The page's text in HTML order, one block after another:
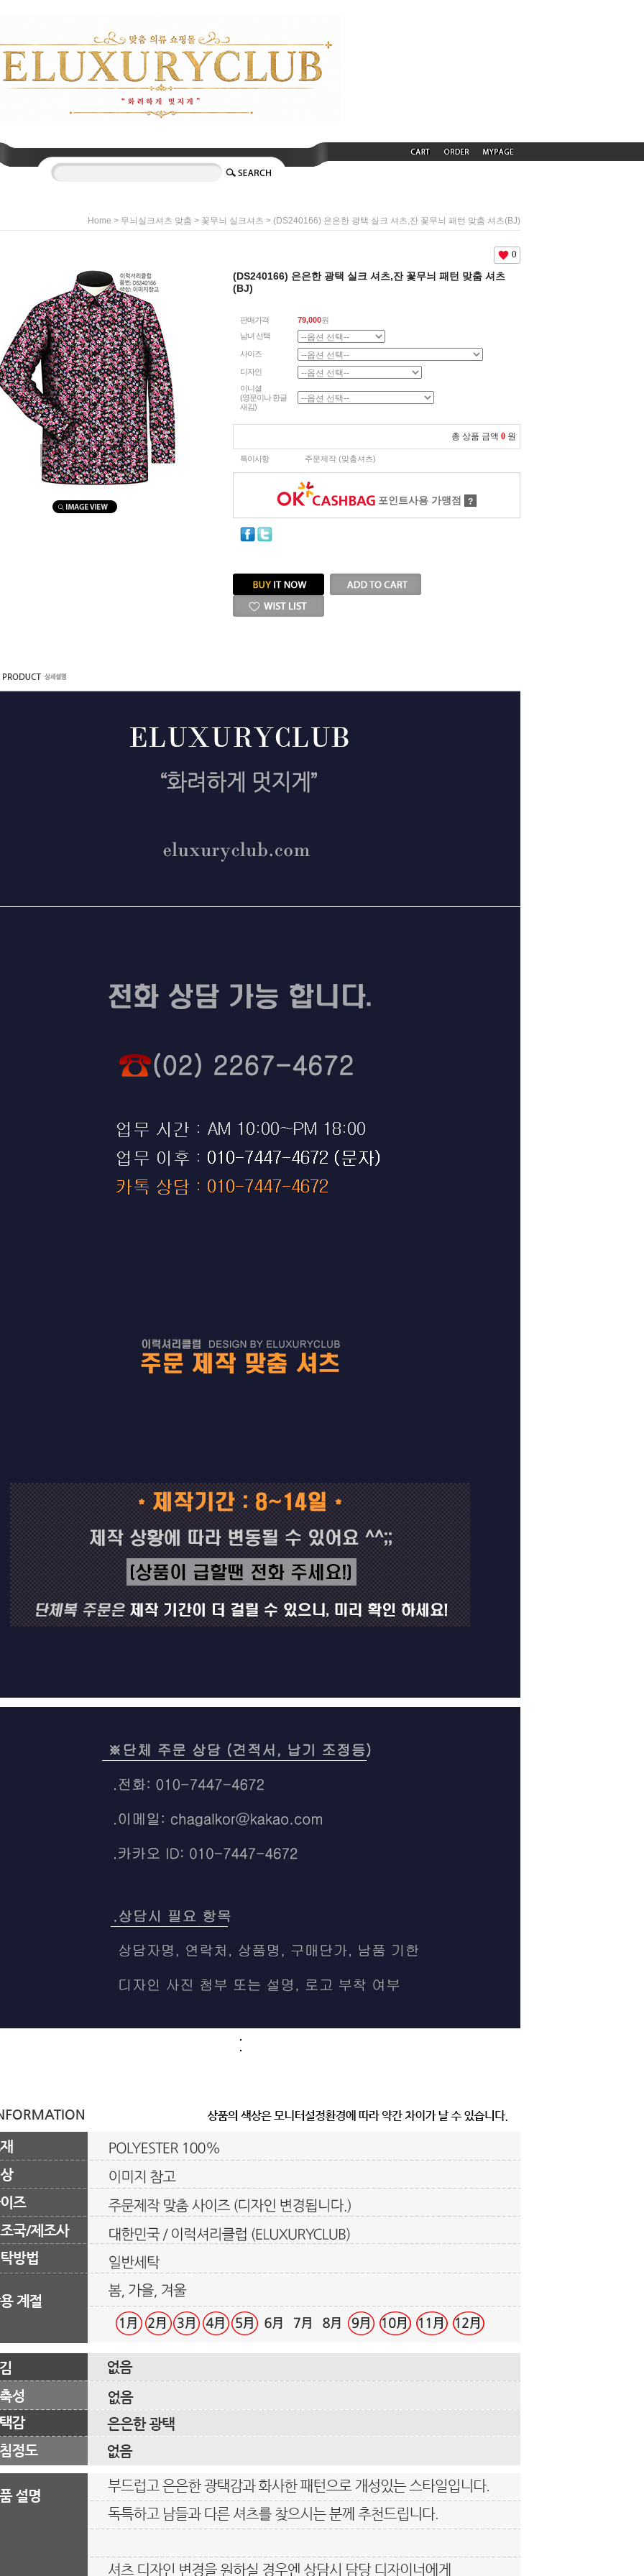
Home > 무늬실크셔츠 맞춤 > 꽃무늬 실크셔츠 > (DS240166) 은은한 광택 실크 셔츠,잔 꽃무늬 패턴 맞춤 셔츠(BJ)
마우스를 올려보세요
0
(DS240166) 은은한 광택 실크 셔츠,잔 꽃무늬 패턴 맞춤 셔츠
(BJ)
판매가격 79,000원
남녀 선택
사이즈
디자인
이니셜
(영문이나 한글
새김)
총 상품 금액 0 원
특이사항 주문제작 (맞춤셔츠)
포인트사용 가맹점 ?